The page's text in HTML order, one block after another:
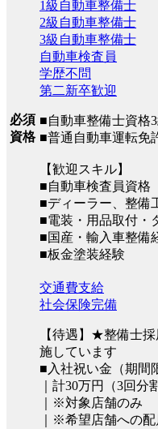
必須
資格
1級自動車整備士
2級自動車整備士
3級自動車整備士
自動車検査員
学歴不問
第二新卒歓迎
■自動車整備士資格
■普通自動車運転免
【歓迎スキル】
■自動車検査員資格
■ディーラー、整備
■電装・用品取付・
■国産・輸入車整備
■板金塗装経験
交通費支給
社会保険完備
【待遇】★整備士
施しています
■入社祝い金（期間
｜計30万円（3回分
｜※対象店舗のみ
｜※希望店舗への